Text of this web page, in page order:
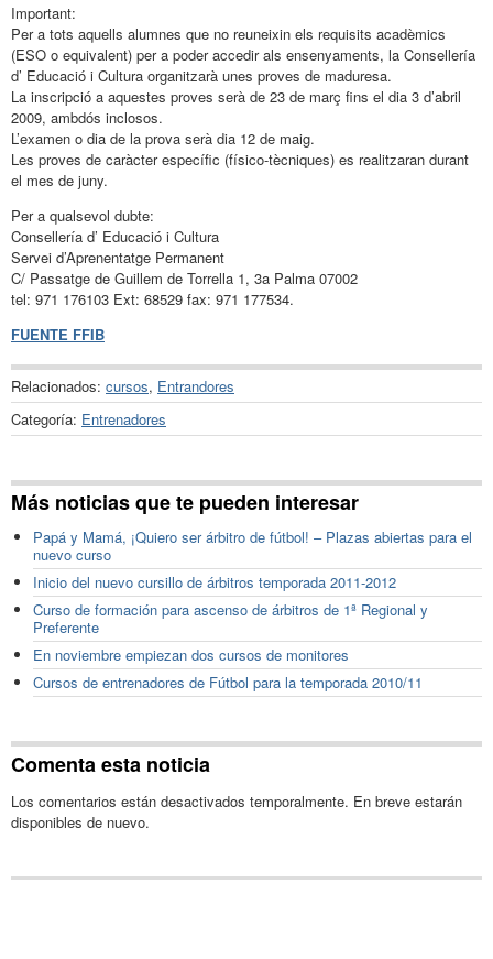
Important:
Per a tots aquells alumnes que no reuneixin els requisits acadèmics
(ESO o equivalent) per a poder accedir als ensenyaments, la Consellería
d’ Educació i Cultura organitzarà unes proves de maduresa.
La inscripció a aquestes proves serà de 23 de març fins el dia 3 d’abril
2009, ambdós inclosos.
L’examen o dia de la prova serà dia 12 de maig.
Les proves de caràcter específic (físico-tècniques) es realitzaran durant
el mes de juny.
Per a qualsevol dubte:
Consellería d’ Educació i Cultura
Servei d’Aprenentatge Permanent
C/ Passatge de Guillem de Torrella 1, 3a Palma 07002
tel: 971 176103 Ext: 68529 fax: 971 177534.
FUENTE FFIB
Relacionados: cursos, Entrandores
Categoría: Entrenadores
Más noticias que te pueden interesar
Papá y Mamá, ¡Quiero ser árbitro de fútbol! – Plazas abiertas para el
nuevo curso
Inicio del nuevo cursillo de árbitros temporada 2011-2012
Curso de formación para ascenso de árbitros de 1ª Regional y
Preferente
En noviembre empiezan dos cursos de monitores
Cursos de entrenadores de Fútbol para la temporada 2010/11
Comenta esta noticia
Los comentarios están desactivados temporalmente. En breve estarán
disponibles de nuevo.